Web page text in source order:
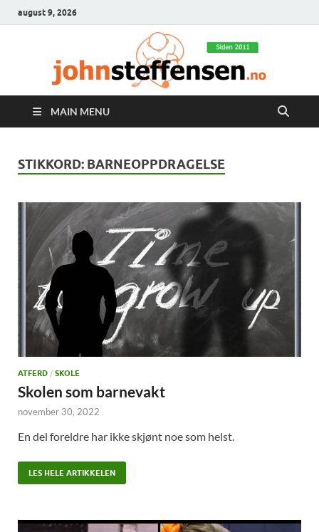
august 9, 2026
MAIN MENU
STIKKORD: BARNEOPPDRAGELSE
ATFERD / SKOLE
Skolen som barnevakt
november 30, 2022
En del foreldre har ikke skjønt noe som helst.
LES HELE ARTIKKELEN